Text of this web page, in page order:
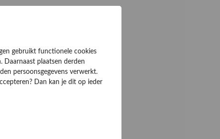
gebruikt functionele cookies
Daarnaast plaatsen derden
persoonsgegevens verwerkt.
Dan kan je dit op ieder